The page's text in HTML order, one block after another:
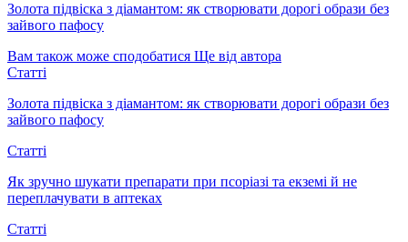
Золота підвіска з діамантом: як створювати дорогі образи без
зайвого пафосу
Вам також може сподобатися Ще від автора
Статті
Золота підвіска з діамантом: як створювати дорогі образи без
зайвого пафосу
Статті
Як зручно шукати препарати при псоріазі та екземі й не
переплачувати в аптеках
Статті